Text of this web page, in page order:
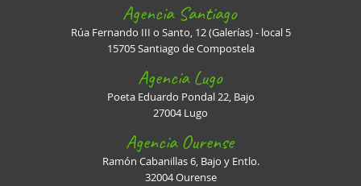
Agencia Santiago
Rúa Fernando III o Santo, 12 (Galerías) - local 5
15705 Santiago de Compostela
Agencia Lugo
Poeta Eduardo Pondal 22, Bajo
27004 Lugo
Agencia Ourense
Ramón Cabanillas 6, Bajo y Entlo.
32004 Ourense